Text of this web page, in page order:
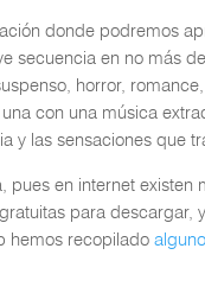
donde podremos
secuencia en no más
horror, romance,
con una música
y las sensaciones que
en internet existen
para descargar,
hemos recopilado